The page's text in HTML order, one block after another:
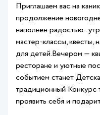
Приглашаем вас на
продолжение
наполнен радостью:
мастер-классы, квесты,
для детей.Вечером —
ресторане и уютные
событием станет
традиционный Конкурс
проявить себя и